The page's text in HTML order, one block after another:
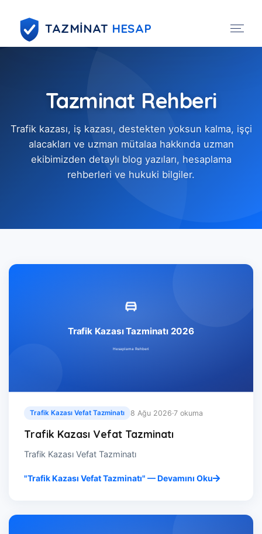
TAZMİNAT HESAP
Tazminat Rehberi
Trafik kazası, iş kazası, destekten yoksun kalma, işçi
alacakları ve uzman mütalaa hakkında uzman
ekibimizden detaylı blog yazıları, hesaplama
rehberleri ve hukuki bilgiler.
Trafik Kazası Vefat Tazminatı 8 Ağu 2026·7 okuma
Trafik Kazası Vefat Tazminatı
Trafik Kazası Vefat Tazminatı
"Trafik Kazası Vefat Tazminatı" — Devamını Oku